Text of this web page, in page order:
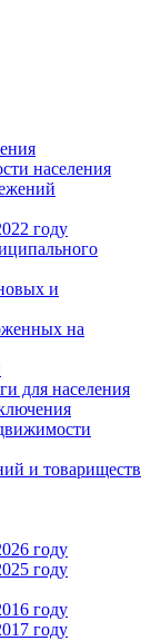
населения
году
и
на
для населения
и товариществ
году
году
году
году